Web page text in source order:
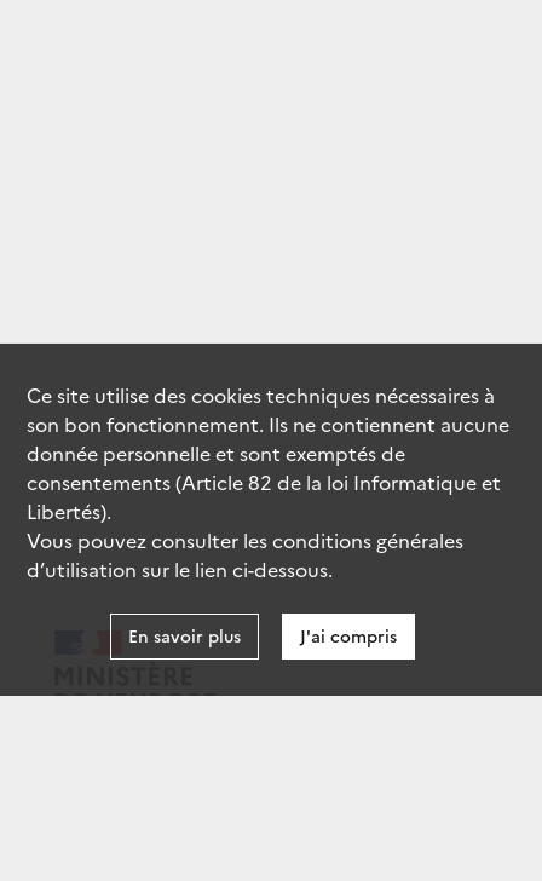
Ce site utilise descookiestechniques nécessaires à
son bon fonctionnement. Ils ne contiennent aucune
donnée personnelle et sont exemptés de
consentements (Article 82 de la loi Informatique et
Libertés).
Vous pouvez consulter les conditions générales
d’utilisation sur le lien ci-dessous.
En savoir plus J'ai compris